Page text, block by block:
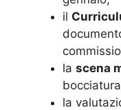
il
la scena
la